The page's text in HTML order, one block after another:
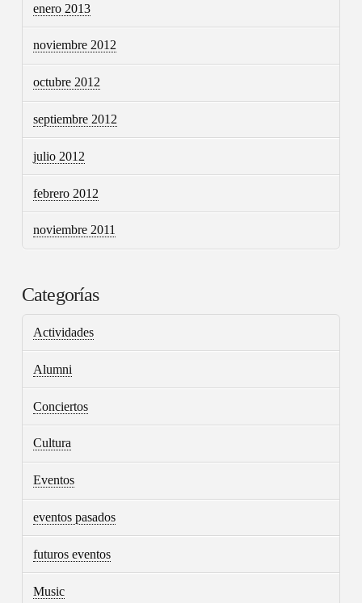
enero 2013
noviembre 2012
octubre 2012
septiembre 2012
julio 2012
febrero 2012
noviembre 2011
Categorías
Actividades
Alumni
Conciertos
Cultura
Eventos
eventos pasados
futuros eventos
Music